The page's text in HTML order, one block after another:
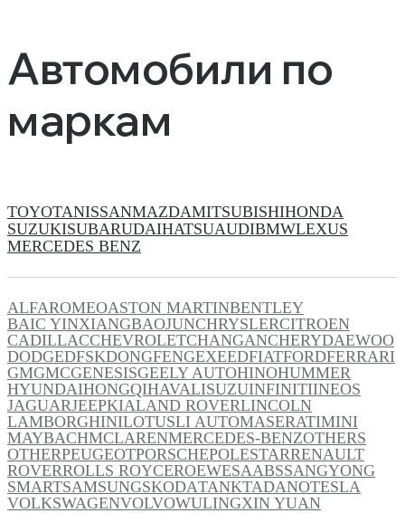
Автомобили по
маркам
TOYOTANISSANMAZDAMITSUBISHIHONDA
SUZUKISUBARUDAIHATSUAUDIBMWLEXUS
MERCEDES BENZ
ALFAROMEOASTON MARTINBENTLEY
BAIC YINXIANGBAOJUNCHRYSLERCITROEN
CADILLACCHEVROLETCHANGANCHERYDAEWOO
DODGEDFSKDONGFENGEXEEDFIATFORDFERRARI
GMGMCGENESISGEELY AUTOHINOHUMMER
HYUNDAIHONGQIHAVALISUZUINFINITIINEOS
JAGUARJEEPKIALAND ROVERLINCOLN
LAMBORGHINILOTUSLI AUTOMASERATIMINI
MAYBACHMCLARENMERCEDES-BENZOTHERS
OTHERPEUGEOTPORSCHEPOLESTARRENAULT
ROVERROLLS ROYCEROEWESAABSSANGYONG
SMARTSAMSUNGSKODATANKTADANOTESLA
VOLKSWAGENVOLVOWULINGXIN YUAN